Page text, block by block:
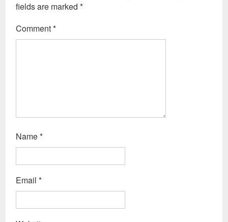
fields are marked*
Comment*
Name*
Email*